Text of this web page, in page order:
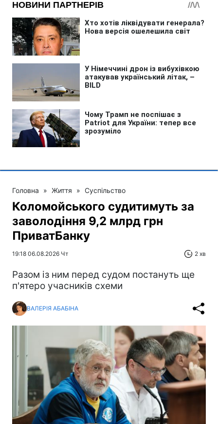
Головна » Життя » Суспільство
Коломойського судитимуть за
заволодіння 9,2 млрд грн
ПриватБанку
19:18 06.08.2026 Чт 2 хв
Разом із ним перед судом постануть ще
п'ятеро учасників схеми
ВАЛЕРІЯ АБАБІНА